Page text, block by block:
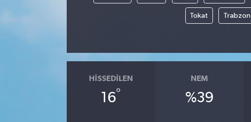
Tokat Trabzon
HISSEDILEN
16°
NEM
%39